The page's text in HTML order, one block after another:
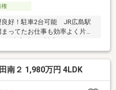
権
好！駐車2台可能 JR広島駅
ってたお仕事も効率よく片付
納スペースの広いウォークイン
額内訳：土地5764万円・建物
主の契約不適合責任免責お客
をワンストップでご提供して
南２ 1,980万円 4LDK